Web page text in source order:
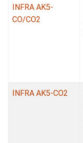
INFRA AK5-
CO/CO2
INFRA AK5-CO2